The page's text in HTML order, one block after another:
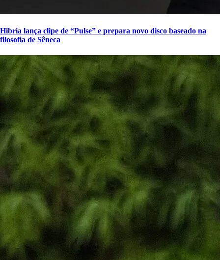
Hibria lança clipe de “Pulse” e prepara novo disco baseado na
filosofia de Sêneca